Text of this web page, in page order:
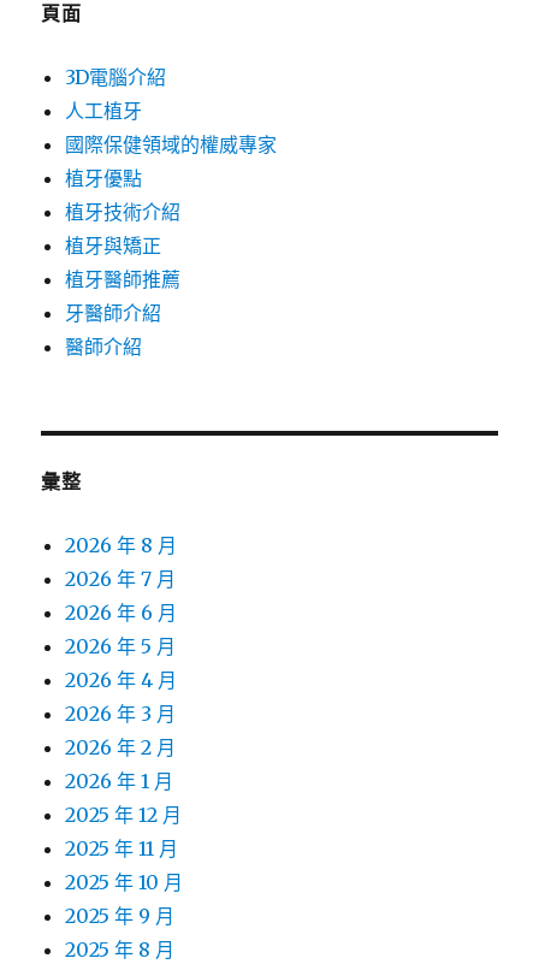
頁面
3D電腦介紹
人工植牙
國際保健領域的權威專家
植牙優點
植牙技術介紹
植牙與矯正
植牙醫師推薦
牙醫師介紹
醫師介紹
彙整
2026 年 8 月
2026 年 7 月
2026 年 6 月
2026 年 5 月
2026 年 4 月
2026 年 3 月
2026 年 2 月
2026 年 1 月
2025 年 12 月
2025 年 11 月
2025 年 10 月
2025 年 9 月
2025 年 8 月